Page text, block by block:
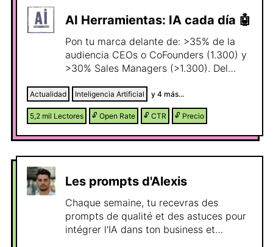
vida y es actualidad.
AI Herramientas: IA cada día 🤖
Pon tu marca delante de: >35% de la
audiencia CEOs o CoFounders (1.300) y
>30% Sales Managers (>1.300). Del
Ventas, Negocio y RRHH.
Actualidad Inteligencia Artificial y 4 más...
5,2 mil Lectores 🔓 Open Rate 🔓 CTR 🔓 Precio
Les prompts d'Alexis
Chaque semaine, tu recevras des
prompts de qualité et des astuces pour
intégrer l'IA dans ton business et